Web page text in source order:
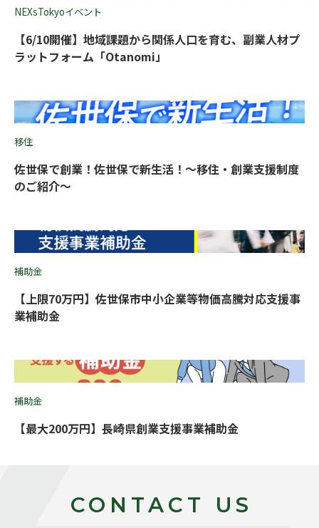
NEXsTokyoイベント
【6/10開催】地域課題から関係人口を育む、副業人材プ
ラットフォーム「Otanomi」
移住
佐世保で創業！佐世保で新生活！〜移住・創業支援制度
のご紹介〜
補助金
【上限70万円】佐世保市中小企業等物価高騰対応支援事
業補助金
補助金
【最大200万円】長崎県創業支援事業補助金
CONTACT US